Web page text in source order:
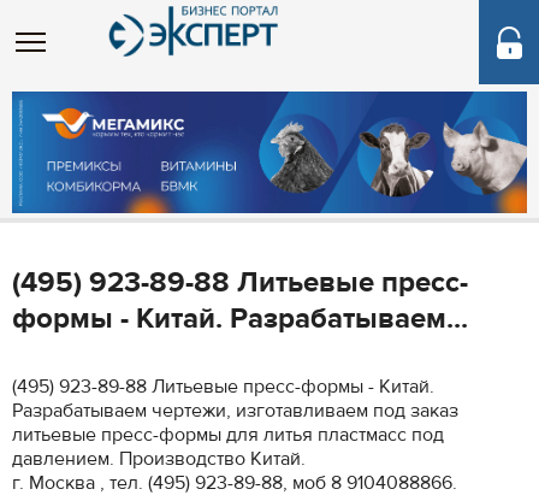
(495) 923-89-88 Литьевые пресс-
формы - Китай. Разрабатываем...
(495) 923-89-88 Литьевые пресс-формы - Китай.
Разрабатываем чертежи, изготавливаем под заказ
литьевые пресс-формы для литья пластмасс под
давлением. Производство Китай.
г. Москва , тел. (495) 923-89-88, моб 8 9104088866.